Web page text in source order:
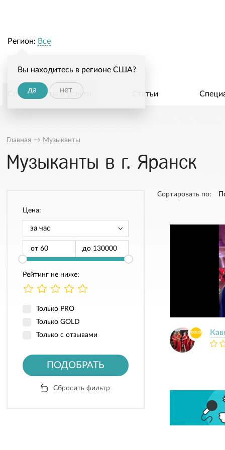
Регион: Все
Вы находитесь в регионе США?
да нет
Специалисты и услуги Статьи
Главная → Музыканты
Музыканты в г. Яранск
Цена:
от до
Рейтинг не ниже:
Только PRO
Только GOLD
Только с отзывами
ПОДОБРАТЬ
Сбросить фильтр
Сортировать по:
GOLD